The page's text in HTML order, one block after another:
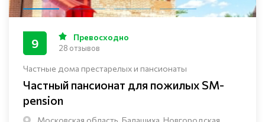
Частные дома престарелых и пансионаты
Частный пансионат для пожилых SM-
pension
9 Превосходно
28 отзывов